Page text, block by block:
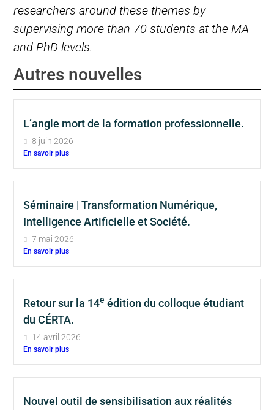
researchers around these themes by
supervising more than 70 students at the MA
and PhD levels.
Autres nouvelles
L’angle mort de la formation professionnelle.
8 juin 2026
En savoir plus
Séminaire | Transformation Numérique,
Intelligence Artificielle et Société.
7 mai 2026
En savoir plus
Retour sur la 14e édition du colloque étudiant
du CÉRTA.
14 avril 2026
En savoir plus
Nouvel outil de sensibilisation aux réalités